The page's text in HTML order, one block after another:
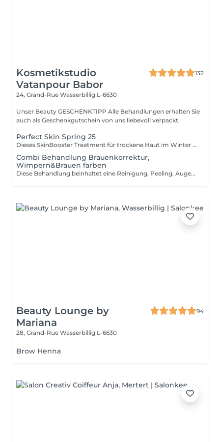
Kosmetikstudio
Vatanpour Babor
132
24, Grand-Rue Wasserbillig L-6630
Unser Beauty GESCHENKTIPP Alle Behandlungen erhalten Sie
auch als Geschenkgutschein von uns liebevoll verpackt.
Perfect Skin Spring 25
Dieses SkinBooster Treatment für trockene Haut im Winter ist Ihr perfekter einstieg in den Sommer. Starten Sie das Jahr mit Ihrem persönlichem Sommerglow und strahlen Sie mit der Sonne um die Wette.
Combi Behandlung Brauenkorrektur,
Wimpern&Brauen färben
Diese Behandlung beinhaltet eine Reinigung, Peeling, Augenbrauen färben,eine Ampulle und Tagespflege
Beauty Lounge by
Mariana
94
28, Grand-Rue Wasserbillig L-6630
Brow Henna